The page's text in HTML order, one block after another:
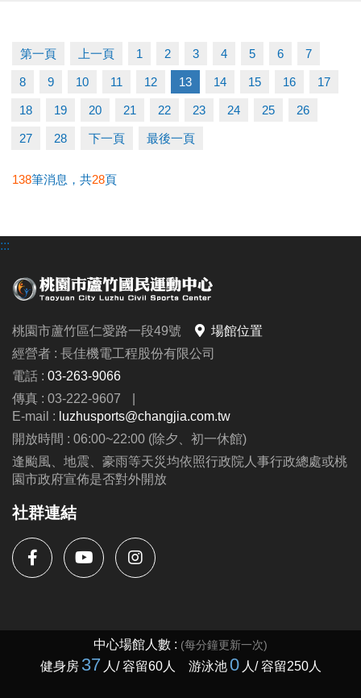
- 如有未盡事宜，以中心櫃台人員說明為主。
官網 :
https://www.lzsports.com.tw/zh_TW/news/pageID/1/
IG : @luzhusports
第一頁 上一頁 1 2 3 4 5 6 7
8 9 10 11 12 13 14 15 16 17
18 19 20 21 22 23 24 25 26
27 28 下一頁 最後一頁
138筆消息，共28頁
:::
桃園市蘆竹區仁愛路一段49號
場館位置
經營者 : 長佳機電工程股份有限公司
電話 : 03-263-9066
傳真 : 03-222-9607
|
E-mail : luzhusports@changjia.com.tw
開放時間 : 06:00~22:00 (除夕、初一休館)
逢颱風、地震、豪雨等天災均依照行政院人事行政總處或桃
園市政府宣佈是否對外開放
社群連結